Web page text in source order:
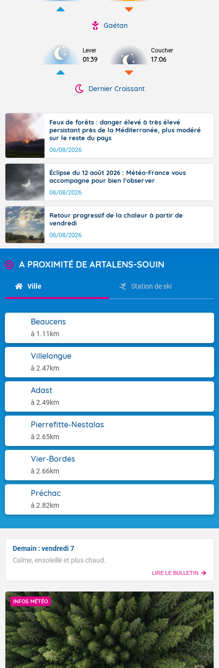
Gaétan
Lever
01:39
Coucher
17:06
Dernier Croissant
Feux de forêts : danger élevé à très élevé
persistant près de la Méditerranée, plus modéré
sur le reste du pays
06/08/2026
Éclipse du 12 août 2026 : Météo-France vous
accompagne pour bien l'observer
06/08/2026
Retour progressif de la chaleur à partir de
vendredi
06/08/2026
A PROXIMITÉ DE ARTALENS-SOUIN
Ville Station de ski
Beaucens
à 1.11km
Villelongue
à 2.47km
Adast
à 2.49km
Pierrefitte-Nestalas
à 2.65km
Vier-Bordes
à 2.66km
Préchac
à 2.82km
Demain : vendredi 7
Calme, ensoleillé et plus chaud.
LIRE LE BULLETIN
INFOS MÉTÉO